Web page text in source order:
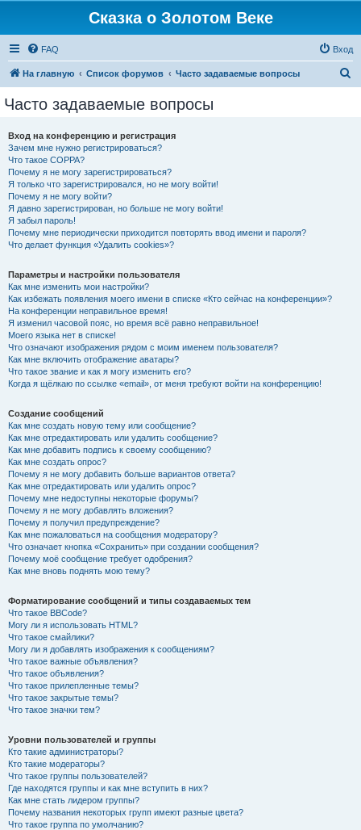
Сказка о Золотом Веке
FAQ Вход
На главную Список форумов Часто задаваемые вопросы
Часто задаваемые вопросы
Вход на конференцию и регистрация
Зачем мне нужно регистрироваться?
Что такое COPPA?
Почему я не могу зарегистрироваться?
Я только что зарегистрировался, но не могу войти!
Почему я не могу войти?
Я давно зарегистрирован, но больше не могу войти!
Я забыл пароль!
Почему мне периодически приходится повторять ввод имени и пароля?
Что делает функция «Удалить cookies»?
Параметры и настройки пользователя
Как мне изменить мои настройки?
Как избежать появления моего имени в списке «Кто сейчас на конференции»?
На конференции неправильное время!
Я изменил часовой пояс, но время всё равно неправильное!
Моего языка нет в списке!
Что означают изображения рядом с моим именем пользователя?
Как мне включить отображение аватары?
Что такое звание и как я могу изменить его?
Когда я щёлкаю по ссылке «email», от меня требуют войти на конференцию!
Создание сообщений
Как мне создать новую тему или сообщение?
Как мне отредактировать или удалить сообщение?
Как мне добавить подпись к своему сообщению?
Как мне создать опрос?
Почему я не могу добавить больше вариантов ответа?
Как мне отредактировать или удалить опрос?
Почему мне недоступны некоторые форумы?
Почему я не могу добавлять вложения?
Почему я получил предупреждение?
Как мне пожаловаться на сообщения модератору?
Что означает кнопка «Сохранить» при создании сообщения?
Почему моё сообщение требует одобрения?
Как мне вновь поднять мою тему?
Форматирование сообщений и типы создаваемых тем
Что такое BBCode?
Могу ли я использовать HTML?
Что такое смайлики?
Могу ли я добавлять изображения к сообщениям?
Что такое важные объявления?
Что такое объявления?
Что такое прилепленные темы?
Что такое закрытые темы?
Что такое значки тем?
Уровни пользователей и группы
Кто такие администраторы?
Кто такие модераторы?
Что такое группы пользователей?
Где находятся группы и как мне вступить в них?
Как мне стать лидером группы?
Почему названия некоторых групп имеют разные цвета?
Что такое группа по умолчанию?